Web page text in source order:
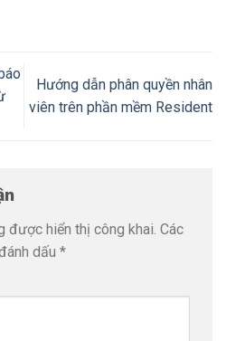
Hướng dẫn phân quyền nhân
viên trên phần mềm Resident
được hiển thị công khai. Các
dấu *